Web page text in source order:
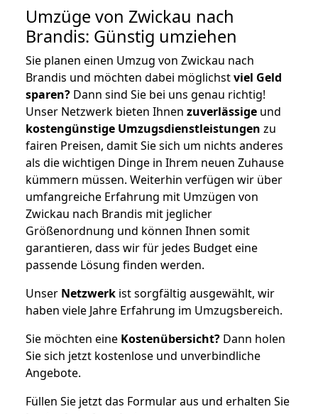
Umzüge von Zwickau nach
Brandis: Günstig umziehen
Sie planen einen Umzug von Zwickau nach
Brandis und möchten dabei möglichstviel Geld
sparen? Dann sind Sie bei uns genau richtig!
Unser Netzwerk bieten Ihnen zuverlässige und
kostengünstige Umzugsdienstleistungen zu
fairen Preisen, damit Sie sich um nichts anderes
als die wichtigen Dinge in Ihrem neuen Zuhause
kümmern müssen. Weiterhin verfügen wir über
umfangreiche Erfahrung mit Umzügen von
Zwickau nach Brandis mit jeglicher
Größenordnung und können Ihnen somit
garantieren, dass wir für jedes Budget eine
passende Lösung finden werden.
Unser Netzwerk ist sorgfältig ausgewählt, wir
haben viele Jahre Erfahrung im Umzugsbereich.
Sie möchten eine Kostenübersicht? Dann holen
Sie sich jetzt kostenlose und unverbindliche
Angebote.
Füllen Sie jetzt das Formular aus und erhalten Sie